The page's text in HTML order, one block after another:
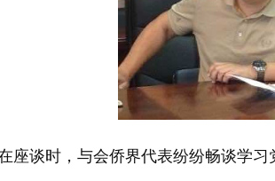
座谈时，与会侨界代表纷纷畅谈学